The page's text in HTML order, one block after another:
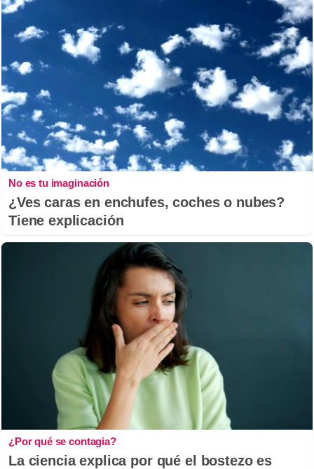
No es tu imaginación
¿Ves caras en enchufes, coches o nubes?
Tiene explicación
¿Por qué se contagia?
La ciencia explica por qué el bostezo es